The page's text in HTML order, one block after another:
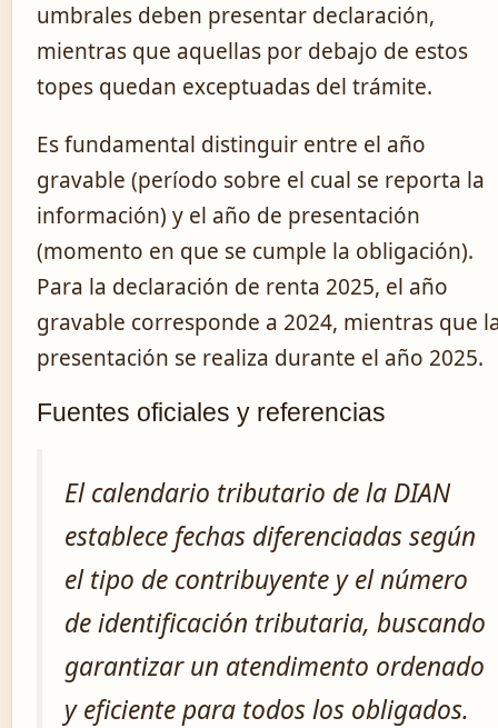
umbrales deben presentar declaración,
mientras que aquellas por debajo de estos
topes quedan exceptuadas del trámite.
Es fundamental distinguir entre el año
gravable (período sobre el cual se reporta la
información) y el año de presentación
(momento en que se cumple la obligación).
Para la declaración de renta 2025, el año
gravable corresponde a 2024, mientras que
presentación se realiza durante el año 2025.
Fuentes oficiales y referencias
El calendario tributario de la DIAN
establece fechas diferenciadas según
el tipo de contribuyente y el número
de identificación tributaria, buscando
garantizar un atendimento ordenado
y eficiente para todos los obligados.